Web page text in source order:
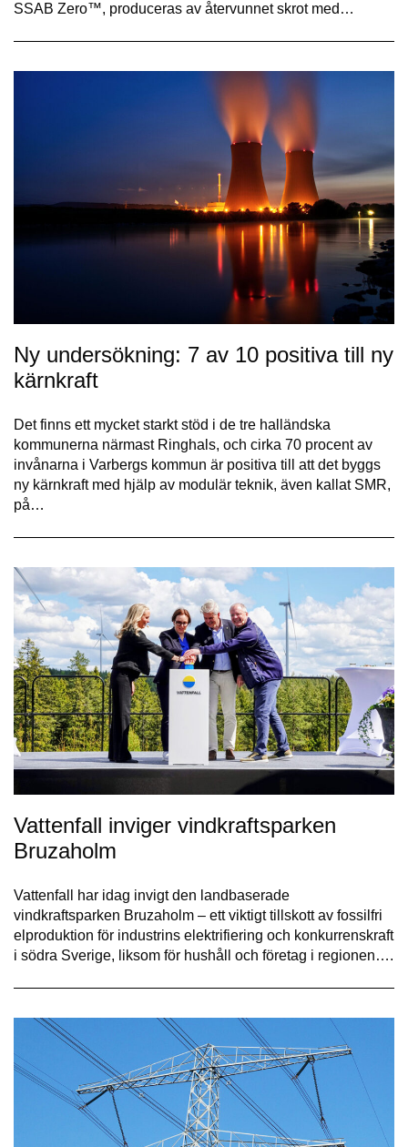
SSAB Zero™, produceras av återvunnet skrot med…
Ny undersökning: 7 av 10 positiva till ny
kärnkraft
Det finns ett mycket starkt stöd i de tre halländska
kommunerna närmast Ringhals, och cirka 70 procent av
invånarna i Varbergs kommun är positiva till att det byggs
ny kärnkraft med hjälp av modulär teknik, även kallat SMR,
på…
Vattenfall inviger vindkraftsparken
Bruzaholm
Vattenfall har idag invigt den landbaserade
vindkraftsparken Bruzaholm – ett viktigt tillskott av fossilfri
elproduktion för industrins elektrifiering och konkurrenskraft
i södra Sverige, liksom för hushåll och företag i regionen….